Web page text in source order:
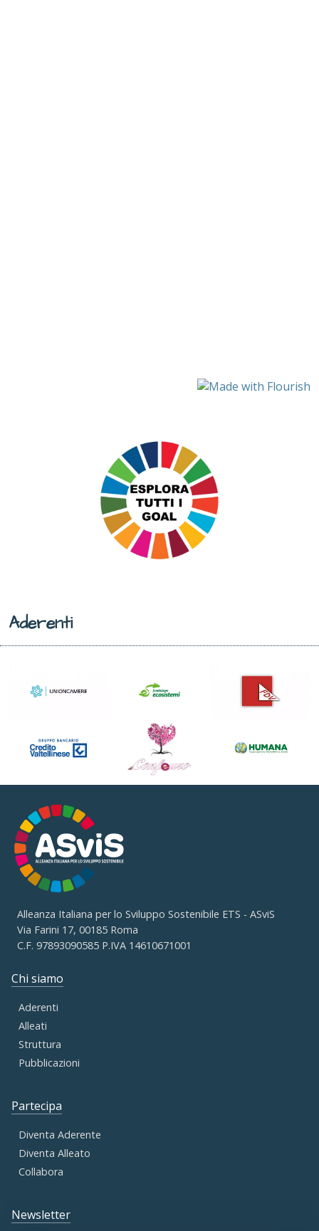
Aderenti
Alleanza Italiana per lo Sviluppo Sostenibile ETS - ASviS
Via Farini 17, 00185 Roma
C.F. 97893090585 P.IVA 14610671001
Chi siamo
Aderenti
Alleati
Struttura
Pubblicazioni
Partecipa
Diventa Aderente
Diventa Alleato
Collabora
Newsletter